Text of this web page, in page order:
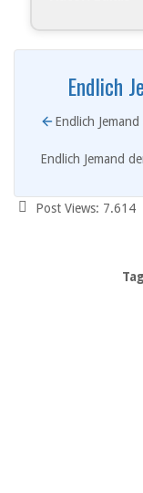
Endlich
Endlich
Endlich Jemand
Post Views: 7.614